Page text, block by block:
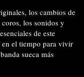
los cambios de
los sonidos y
de este
en el tiempo para vivir
sueca más